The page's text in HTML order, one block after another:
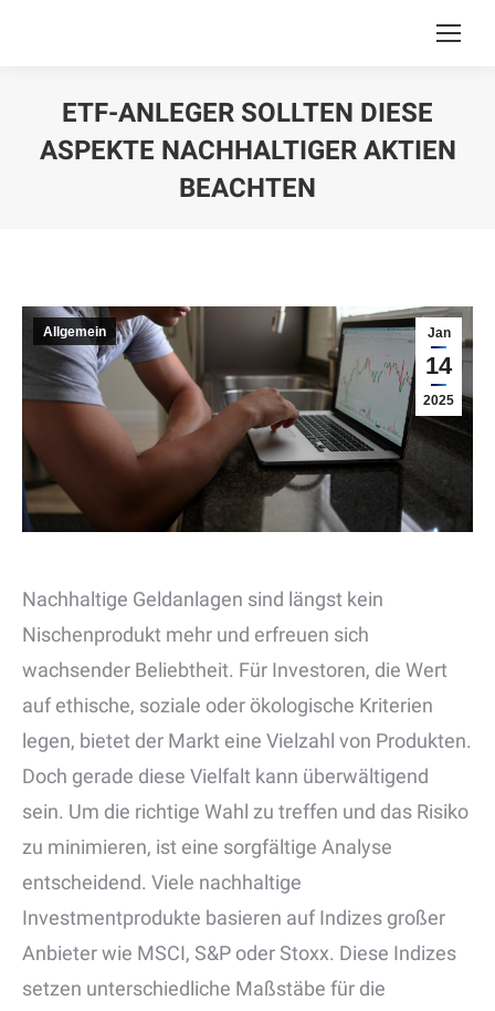
ETF-ANLEGER SOLLTEN DIESE
ASPEKTE NACHHALTIGER AKTIEN
BEACHTEN
Jan
14
2025
Allgemein
Nachhaltige Geldanlagen sind längst kein
Nischenprodukt mehr und erfreuen sich
wachsender Beliebtheit. Für Investoren, die Wert
auf ethische, soziale oder ökologische Kriterien
legen, bietet der Markt eine Vielzahl von Produkten.
Doch gerade diese Vielfalt kann überwältigend
sein. Um die richtige Wahl zu treffen und das Risiko
zu minimieren, ist eine sorgfältige Analyse
entscheidend. Viele nachhaltige
Investmentprodukte basieren auf Indizes großer
Anbieter wie MSCI, S&P oder Stoxx. Diese Indizes
setzen unterschiedliche Maßstäbe für die